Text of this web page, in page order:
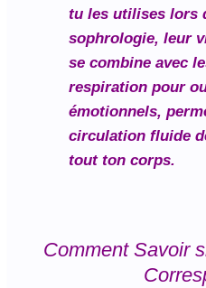
tu les utilises lors
sophrologie, leur
se combine avec
respiration pour
émotionnels,
circulation fluide
tout ton corps.
Comment Savoir